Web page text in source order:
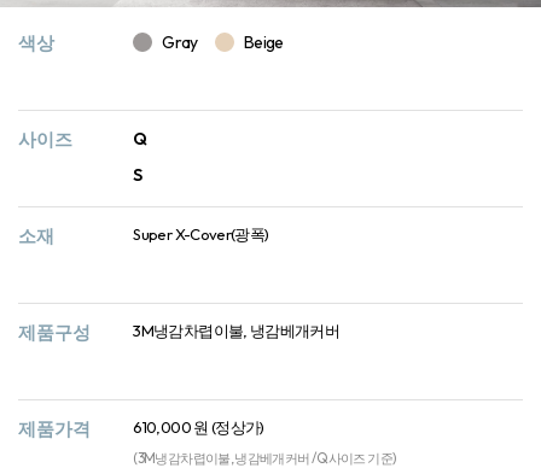
색상 Gray Beige
사이즈
Q
S
소재 Super X-Cover(광폭)
제품구성 3M냉감차렵이불, 냉감베개커버
제품가격 610,000 원 (정상가)
(3M냉감차렵이불, 냉감베개커버 / Q사이즈 기준)